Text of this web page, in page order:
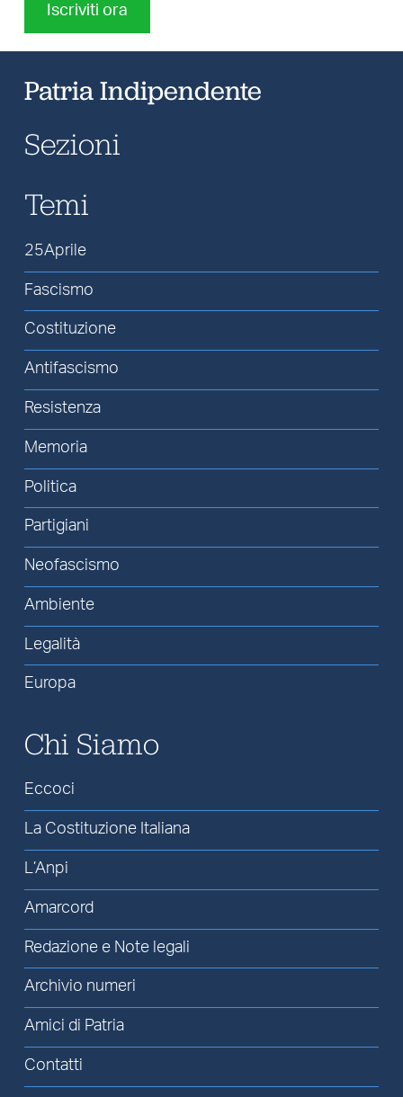
Iscriviti ora
Patria Indipendente
Sezioni
Temi
25Aprile
Fascismo
Costituzione
Antifascismo
Resistenza
Memoria
Politica
Partigiani
Neofascismo
Ambiente
Legalità
Europa
Chi Siamo
Eccoci
La Costituzione Italiana
L’Anpi
Amarcord
Redazione e Note legali
Archivio numeri
Amici di Patria
Contatti